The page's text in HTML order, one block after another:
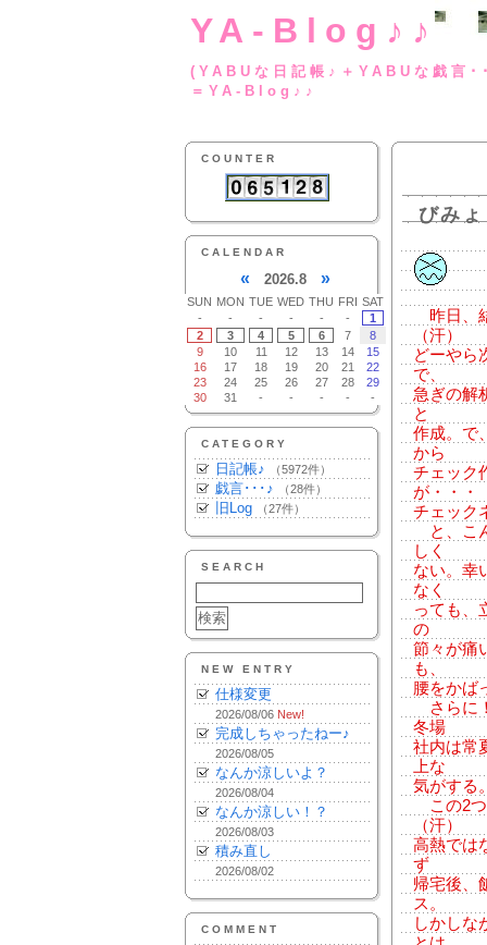
YA-Blog♪♪
(YABUな日記帳♪
＝YA-Blog♪♪
COUNTER
CALENDAR
« 2026.8 »
SUN MON TUE WED THU FRI SAT
-
- - - - -
1
2
3 4 5 6 7
8
9
10 11 12 13 14
15
16
17 18 19 20 21
22
23
24 25 26 27 28
29
30
31 - - - - -
CATEGORY
日記帳♪ （5972件）
戯言･･･♪ （28件）
旧Log （27件）
SEARCH
NEW ENTRY
仕様変更
2026/08/06 New!
完成しちゃったねー♪
2026/08/05
なんか涼しいよ？
2026/08/04
なんか涼しい！？
2026/08/03
積み直し
2026/08/02
COMMENT
びみ
昨日、
（汗）
どーやら
で、
急ぎの解
と
作成。で
から
チェック
が・・・
チェック
と、こ
しく
ない。幸
なく
っても、
の
節々が痛
も、
腰をかば
さらに
冬場
社内は常
上な
気がする
この2つ
（汗）
高熱では
ず
帰宅後、
ス。
しかしな